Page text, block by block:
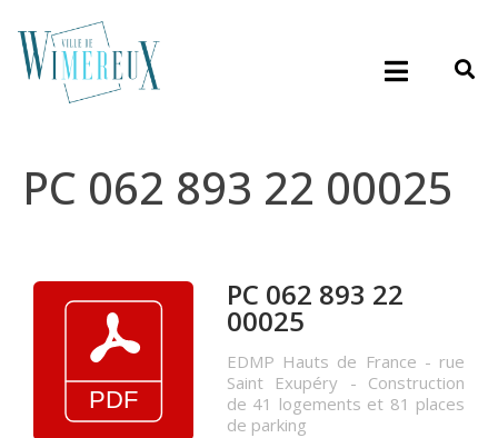
PC 062 893 22 00025
PC 062 893 22
00025
EDMP Hauts de France - rue
Saint Exupéry - Construction
de 41 logements et 81 places
de parking